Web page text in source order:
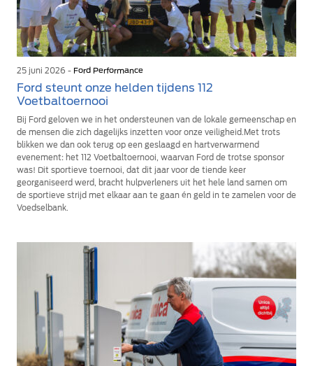
25 juni 2026 - Ford Performance
Ford steunt onze helden tijdens 112
Voetbaltoernooi
Bij Ford geloven we in het ondersteunen van de lokale gemeenschap en
de mensen die zich dagelijks inzetten voor onze veiligheid.Met trots
blikken we dan ook terug op een geslaagd en hartverwarmend
evenement: het 112 Voetbaltoernooi, waarvan Ford de trotse sponsor
was! Dit sportieve toernooi, dat dit jaar voor de tiende keer
georganiseerd werd, bracht hulpverleners uit het hele land samen om
de sportieve strijd met elkaar aan te gaan én geld in te zamelen voor de
Voedselbank.